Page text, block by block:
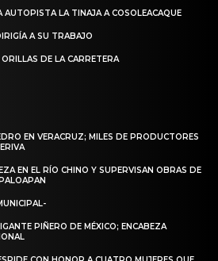
AUTOPISTA LA TINAJA A COSOLEACAQUE
A SU TRABAJO
DE LA CARRETERA
EN VERACRUZ; MILES DE PRODUCTORES
EN EL RÍO CHINO Y SUPERVISAN OBRAS DE
PIÑERO DE MÉXICO; ENCABEZA